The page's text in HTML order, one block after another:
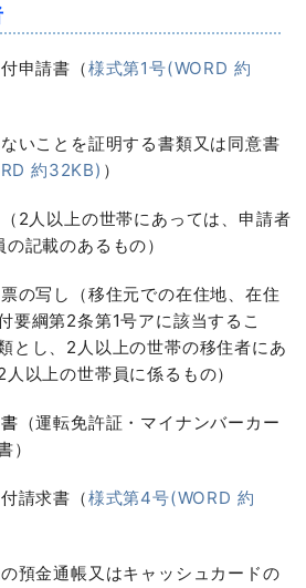
申請書（様式第1号(WORD 約
いことを証明する書類又は同意書
約32KB) ）
2人以上の世帯にあっては、申請者
記載のあるもの）
の写し（移住元での在住地、在住
要綱第2条第1号アに該当するこ
とし、2人以上の世帯の移住者にあ
以上の世帯員に係るもの）
（運転免許証・マイナンバーカー
）
請求書（様式第4号(WORD 約
預金通帳又はキャッシュカードの